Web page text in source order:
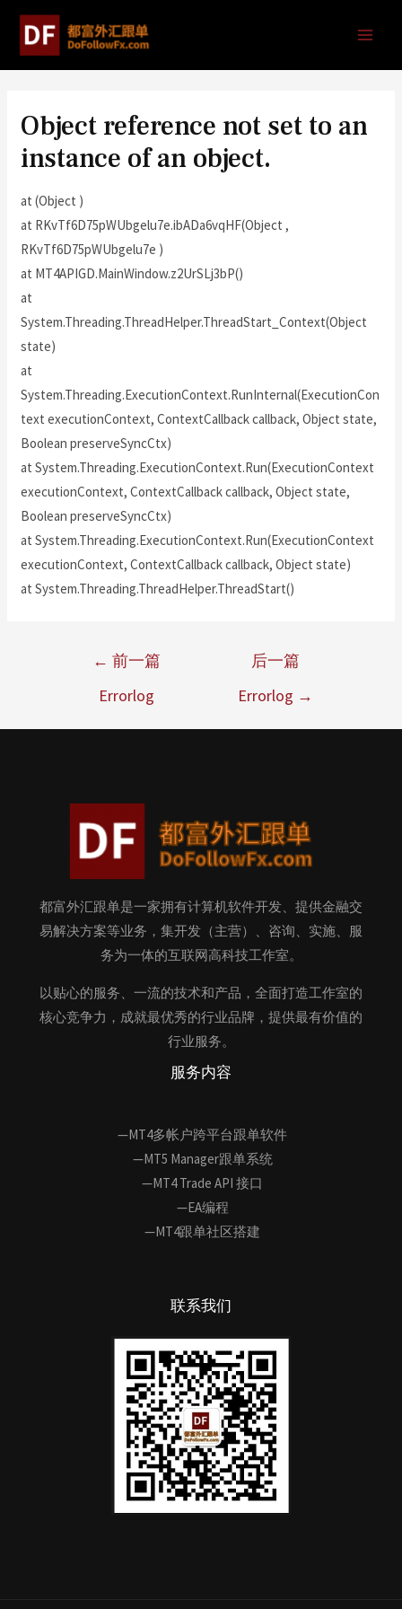
Object reference not set to an
instance of an object.
at (Object )
at RKvTf6D75pWUbgelu7e.ibADa6vqHF(Object ,
RKvTf6D75pWUbgelu7e )
at MT4APIGD.MainWindow.z2UrSLj3bP()
at
System.Threading.ThreadHelper.ThreadStart_Context(Object
state)
at
System.Threading.ExecutionContext.RunInternal(ExecutionCon
text executionContext, ContextCallback callback, Object state,
Boolean preserveSyncCtx)
at System.Threading.ExecutionContext.Run(ExecutionContext
executionContext, ContextCallback callback, Object state,
Boolean preserveSyncCtx)
at System.Threading.ExecutionContext.Run(ExecutionContext
executionContext, ContextCallback callback, Object state)
at System.Threading.ThreadHelper.ThreadStart()
← 前一篇
Errorlog
后一篇
Errorlog →
都富外汇跟单是一家拥有计算机软件开发、提供金融交
易解决方案等业务，集开发（主营）、咨询、实施、服
务为一体的互联网高科技工作室。
以贴心的服务、一流的技术和产品，全面打造工作室的
核心竞争力，成就最优秀的行业品牌，提供最有价值的
行业服务。
服务内容
—MT4多帐户跨平台跟单软件
—MT5 Manager跟单系统
—MT4 Trade API 接口
—EA编程
—MT4跟单社区搭建
联系我们